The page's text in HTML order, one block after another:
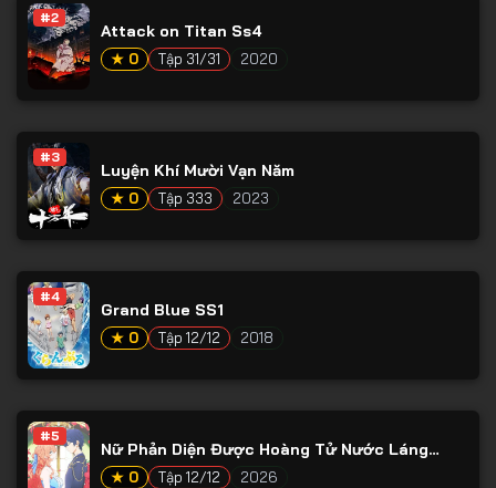
#2
Attack on Titan Ss4
★ 0 Tập 31/31 2020
#3
Luyện Khí Mười Vạn Năm
★ 0 Tập 333 2023
#4
Grand Blue SS1
★ 0 Tập 12/12 2018
#5
Nữ Phản Diện Được Hoàng Tử Nước Láng
Giềng Yêu Mến
★ 0 Tập 12/12 2026